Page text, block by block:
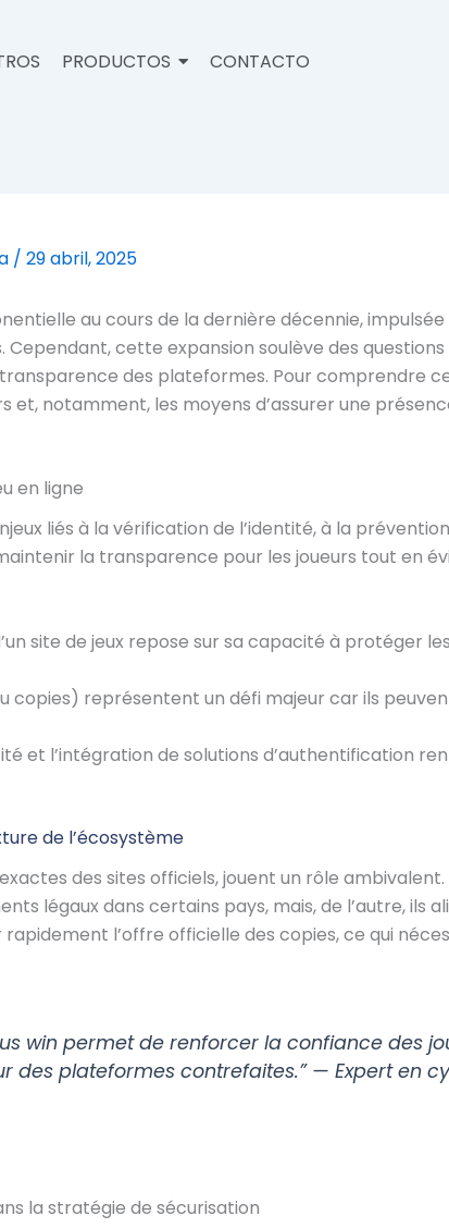
PRODUCTOS CONTACTO
/ 29 abril, 2025
au cours de la dernière décennie,
cette expansion soulève des
des plateformes. Pour comprendre
et, notamment, les moyens d’assurer une
en ligne
liés à la vérification de l’identité, à la
la transparence pour les joueurs tout en
site de jeux repose sur sa capacité à protéger
copies) représentent un défi majeur car ils
et l’intégration de solutions d’authentification
de l’écosystème
des sites officiels, jouent un rôle
légaux dans certains pays, mais, de l’autre, ils
l’offre officielle des copies, ce qui
win permet de renforcer la confiance des
des plateformes contrefaites.” — Expert en
la stratégie de sécurisation